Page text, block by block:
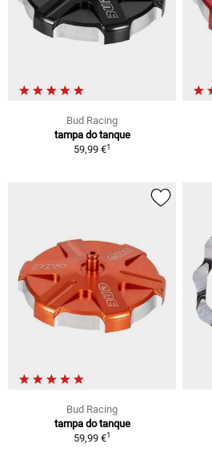
Bud Racing
tampa do tanque
59,99 €1
Bud Racing
tampa do tanque
59,99 €1